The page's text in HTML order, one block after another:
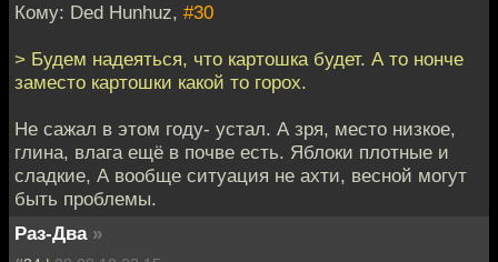
Кому: Ded Hunhuz, #30
> Будем надеяться, что картошка будет. А то нонче
заместо картошки какой то горох.
Не сажал в этом году- устал. А зря, место низкое,
глина, влага ещё в почве есть. Яблоки плотные и
сладкие, А вообще ситуация не ахти, весной могут
быть проблемы.
Раз-Два »